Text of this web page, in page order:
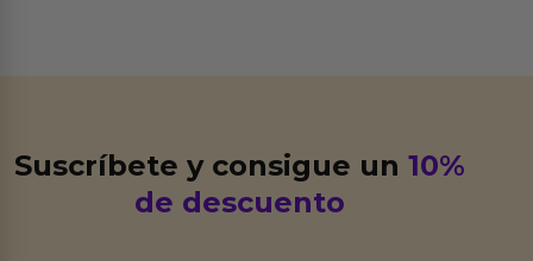
Suscríbete y consigue un10%
de descuento